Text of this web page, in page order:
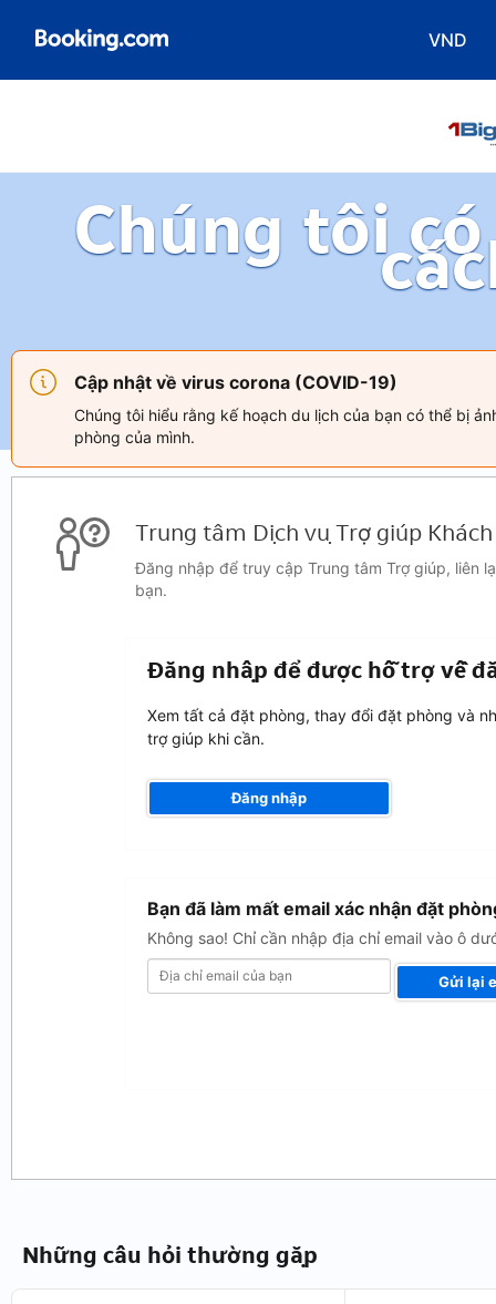
VND
Chúng tôi
Cập nhật về virus corona (COVID-19)
Chúng tôi hiểu rằng kế hoạch du lịch của bạn có thể bị
phòng của mình.
Trung tâm Dịch vụ Trợ giúp
Đăng nhập để truy cập Trung tâm Trợ giúp, liên
bạn.
Đăng nhập để được hỗ trợ về
Xem tất cả đặt phòng, thay đổi đặt phòng và
trợ giúp khi cần.
Đăng nhập
Bạn đã làm mất email xác nhận đặt
Không sao! Chỉ cần nhập địa chỉ email vào ô
email
Gửi lại
Những câu hỏi thường gặp